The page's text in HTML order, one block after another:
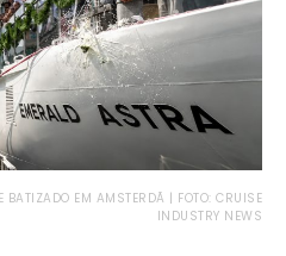
BATIZADO EM AMSTERDÃ | FOTO: CRUISE
INDUSTRY NEWS